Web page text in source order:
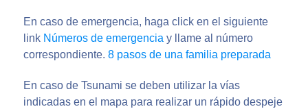
En caso de emergencia, haga click en el siguiente
link Números de emergencia y llame al número
correspondiente. 8 pasos de una familia preparada
En caso de Tsunami se deben utilizar la vías
indicadas en el mapa para realizar un rápido despeje